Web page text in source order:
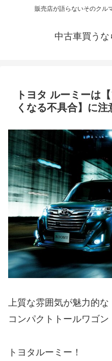
販売店が語らないそのクル
中古車買うな
トヨタ ルーミーは
くなる不具合】に注
上質な雰囲気が魅力的な
コンパクトトールワゴン
トヨタルーミー！